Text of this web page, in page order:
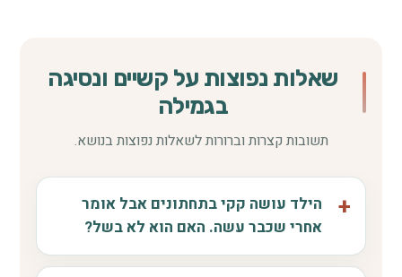
שאלות נפוצות על קשיים ונסיגה
בגמילה
תשובות קצרות וברורות לשאלות נפוצות בנושא.
הילד עושה קקי בתחתונים אבל אומר
אחרי שכבר עשה. האם הוא לא בשל?